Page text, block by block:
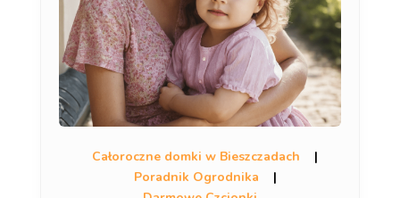
Całoroczne domki w Bieszczadach
|
Poradnik Ogrodnika
|